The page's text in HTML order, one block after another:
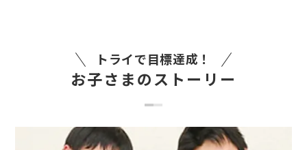
トライで目標達成！
お子さまのストーリー